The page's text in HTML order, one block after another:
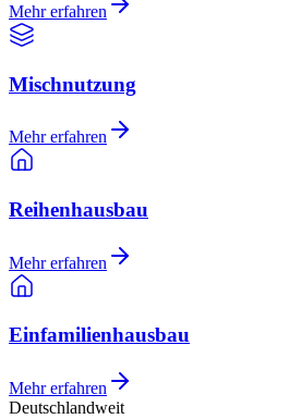
Mehr erfahren
Mischnutzung
Mehr erfahren
Reihenhausbau
Mehr erfahren
Einfamilienhausbau
Mehr erfahren
Deutschlandweit